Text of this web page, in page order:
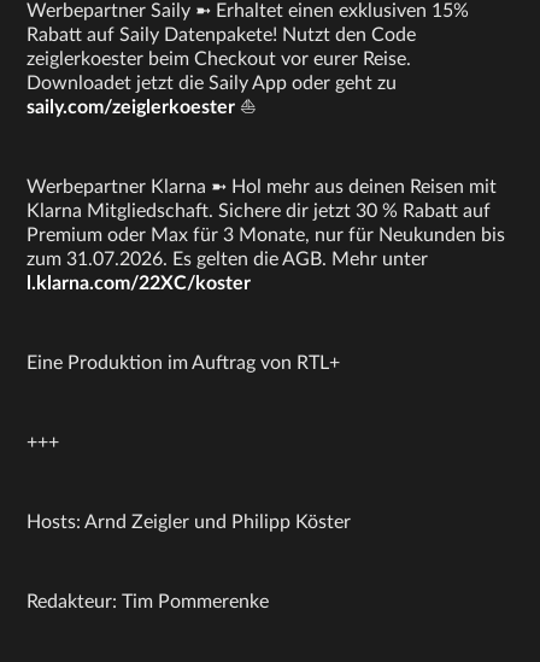
Werbepartner Saily ➼ Erhaltet einen exklusiven 15%
Rabatt auf Saily Datenpakete! Nutzt den Code
zeiglerkoester beim Checkout vor eurer Reise.
Downloadet jetzt die Saily App oder geht zu
saily.com/zeiglerkoester ⛵
Werbepartner Klarna ➼ Hol mehr aus deinen Reisen mit
Klarna Mitgliedschaft. Sichere dir jetzt 30 % Rabatt auf
Premium oder Max für 3 Monate, nur für Neukunden bis
zum 31.07.2026. Es gelten die AGB. Mehr unter
l.klarna.com/22XC/koster
Eine Produktion im Auftrag von RTL+
+++
Hosts: Arnd Zeigler und Philipp Köster
Redakteur: Tim Pommerenke